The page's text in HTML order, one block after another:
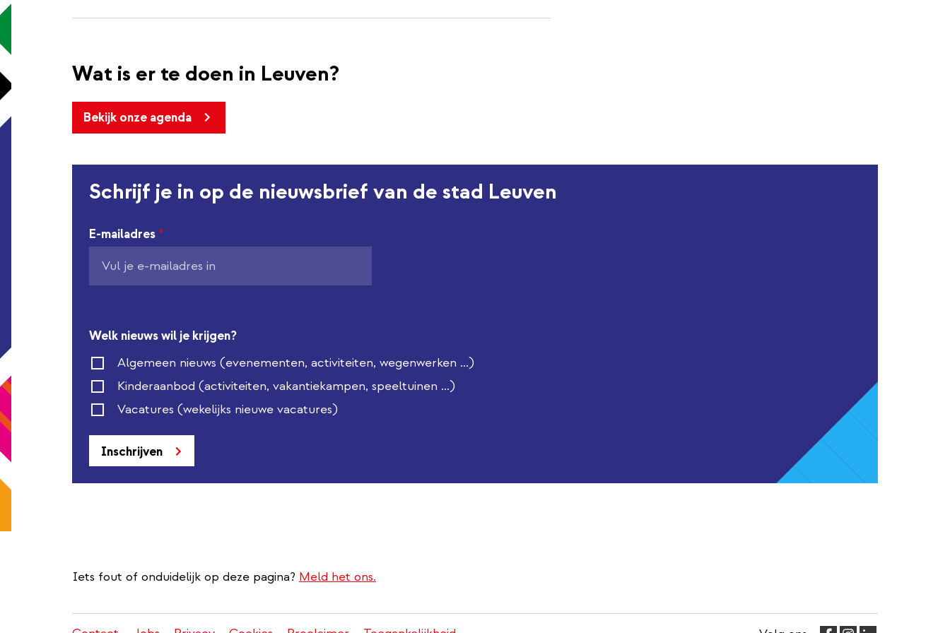
Wat is er te doen in Leuven?
Bekijk onze agenda
Schrijf je in op de nieuwsbrief van de stad Leuven
E-mailadres *
Welk nieuws wil je krijgen?
Algemeen nieuws (evenementen, activiteiten, wegenwerken ...)
Kinderaanbod (activiteiten, vakantiekampen, speeltuinen ...)
Vacatures (wekelijks nieuwe vacatures)
Inschrijven
Iets fout of onduidelijk op deze pagina? Meld het ons.